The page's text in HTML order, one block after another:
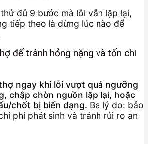
đủ 9 bước mà lỗi vẫn lặp lại,
tiếp theo là dừng lúc nào để
để tránh hỏng nặng và tốn chi
ngay khi lỗi vượt quá ngưỡng
chập chờn nguồn lặp lại, hoặc
chốt bị biến dạng. Ba lý do: bảo
phí phát sinh và tránh rủi ro an